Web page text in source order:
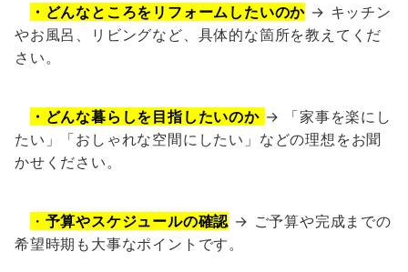
・どんなところをリフォームしたいのか → キッチン
やお風呂、リビングなど、具体的な箇所を教えてくだ
さい。
・どんな暮らしを目指したいのか → 「家事を楽にし
たい」「おしゃれな空間にしたい」などの理想をお聞
かせください。
・ 予算やスケジュールの確認 → ご予算や完成までの
希望時期も大事なポイントです。